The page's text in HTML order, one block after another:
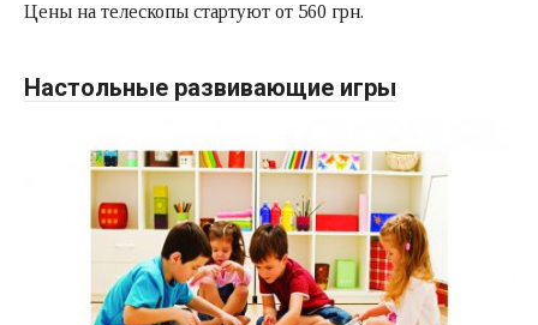
Цены на телескопы стартуют от 560 грн.
Настольные развивающие игры